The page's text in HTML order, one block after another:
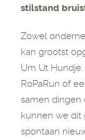
stilstand
Zowel
kan grootst
Um Ut
RoPaRun of
samen dingen
kunnen we dit
spontaan